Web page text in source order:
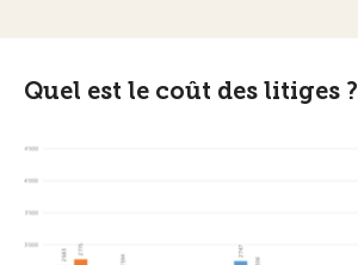
Quel est le coût des litiges ?